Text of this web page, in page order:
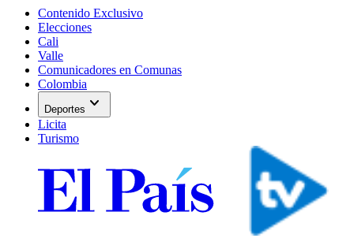
Contenido Exclusivo
Elecciones
Cali
Valle
Comunicadores en Comunas
Colombia
Deportes expand_more
Licita
Turismo